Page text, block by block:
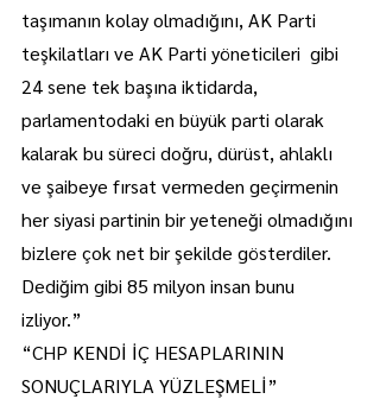
taşımanın kolay olmadığını, AK Parti
teşkilatları ve AK Parti yöneticileri  gibi
24 sene tek başına iktidarda,
parlamentodaki en büyük parti olarak
kalarak bu süreci doğru, dürüst, ahlaklı
ve şaibeye fırsat vermeden geçirmenin
her siyasi partinin bir yeteneği olmadığını
bizlere çok net bir şekilde gösterdiler.
Dediğim gibi 85 milyon insan bunu
izliyor.”
“CHP KENDİ İÇ HESAPLARININ
SONUÇLARIYLA YÜZLEŞMELİ”